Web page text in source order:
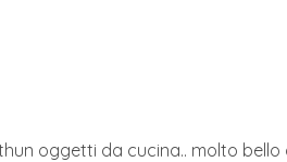
oggetti da cucina.. molto